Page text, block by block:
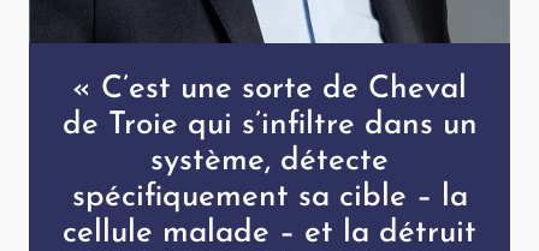
« C’est une sorte de Cheval
de Troie qui s’infiltre dans un
système, détecte
spécifiquement sa cible – la
cellule malade – et la détruit